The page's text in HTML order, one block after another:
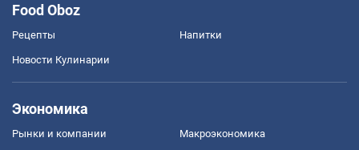
Food Oboz
Рецепты Напитки
Новости Кулинарии
Экономика
Рынки и компании Mакроэкономика